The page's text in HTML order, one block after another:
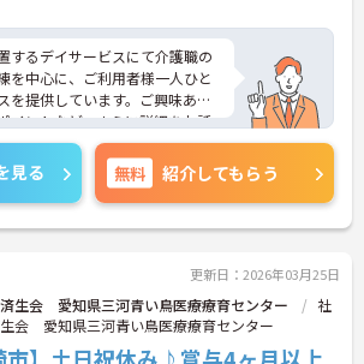
するデイサービスにて介護職の
を中心に、ご利用者様一人ひと
を提供しています。ご興味ある
イントなど、さらに詳細をお話
気軽にご相談ください！
見る 無料 紹介してもらう
更新日：2026年03月25日
生会 愛知県三河青い鳥医療療育センター
社
会 愛知県三河青い鳥医療療育センター
市】土日祝休み♪賞与4ヶ月以上